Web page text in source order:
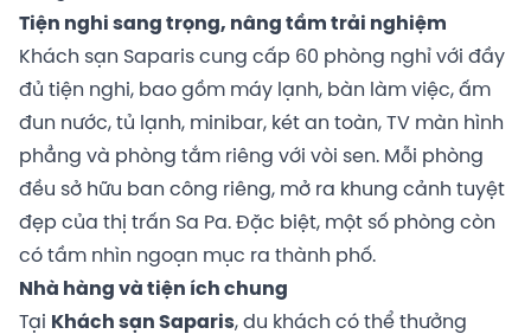
Tiện nghi sang trọng, nâng tầm trải nghiệm
Khách sạn Saparis cung cấp 60 phòng nghỉ với đầy
đủ tiện nghi, bao gồm máy lạnh, bàn làm việc, ấm
đun nước, tủ lạnh, minibar, két an toàn, TV màn hình
phẳng và phòng tắm riêng với vòi sen. Mỗi phòng
đều sở hữu ban công riêng, mở ra khung cảnh tuyệt
đẹp của thị trấn Sa Pa. Đặc biệt, một số phòng còn
có tầm nhìn ngoạn mục ra thành phố.
Nhà hàng và tiện ích chung
Tại Khách sạn Saparis, du khách có thể thưởng